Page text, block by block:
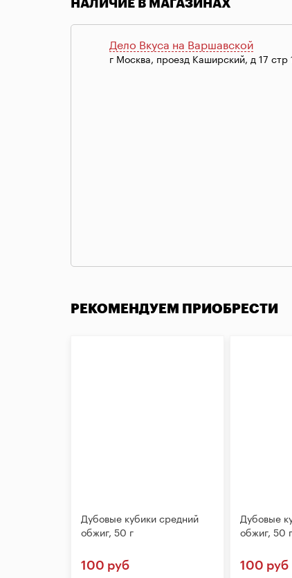
1
НАЛИЧИЕ В МАГАЗИНАХ
Дело Вкуса на Варшавской
г Москва, проезд Каширский, д 17 стр
РЕКОМЕНДУЕМ ПРИОБРЕСТИ
Дубовые кубики средний
обжиг, 50 г
100 руб
Дубовые
обжиг, 50 г
100 руб